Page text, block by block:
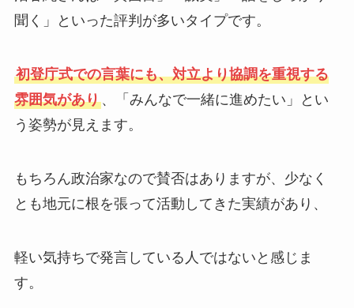
聞く」といった評判が多いタイプです。
初登庁式での言葉にも、対立より協調を重視する
雰囲気があり、「みんなで一緒に進めたい」とい
う姿勢が見えます。
もちろん政治家なので賛否はありますが、少なく
とも地元に根を張って活動してきた実績があり、
軽い気持ちで発言している人ではないと感じま
す。